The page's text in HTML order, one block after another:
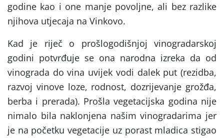
godine kao i one manje povoljne, ali bez razlike
njihova utjecaja na Vinkovo.
Kad je riječ o prošlogodišnjoj vinogradarskoj
godini potvrđuje se ona narodna izreka da od
vinograda do vina uvijek vodi dalek put (rezidba,
razvoj vinove loze, rodnost, dozrijevanje grožđa,
berba i prerada). Prošla vegetacijska godina nije
nimalo bila naklonjena našim vinogradarima jer
je na početku vegetacije uz porast mladica stigao